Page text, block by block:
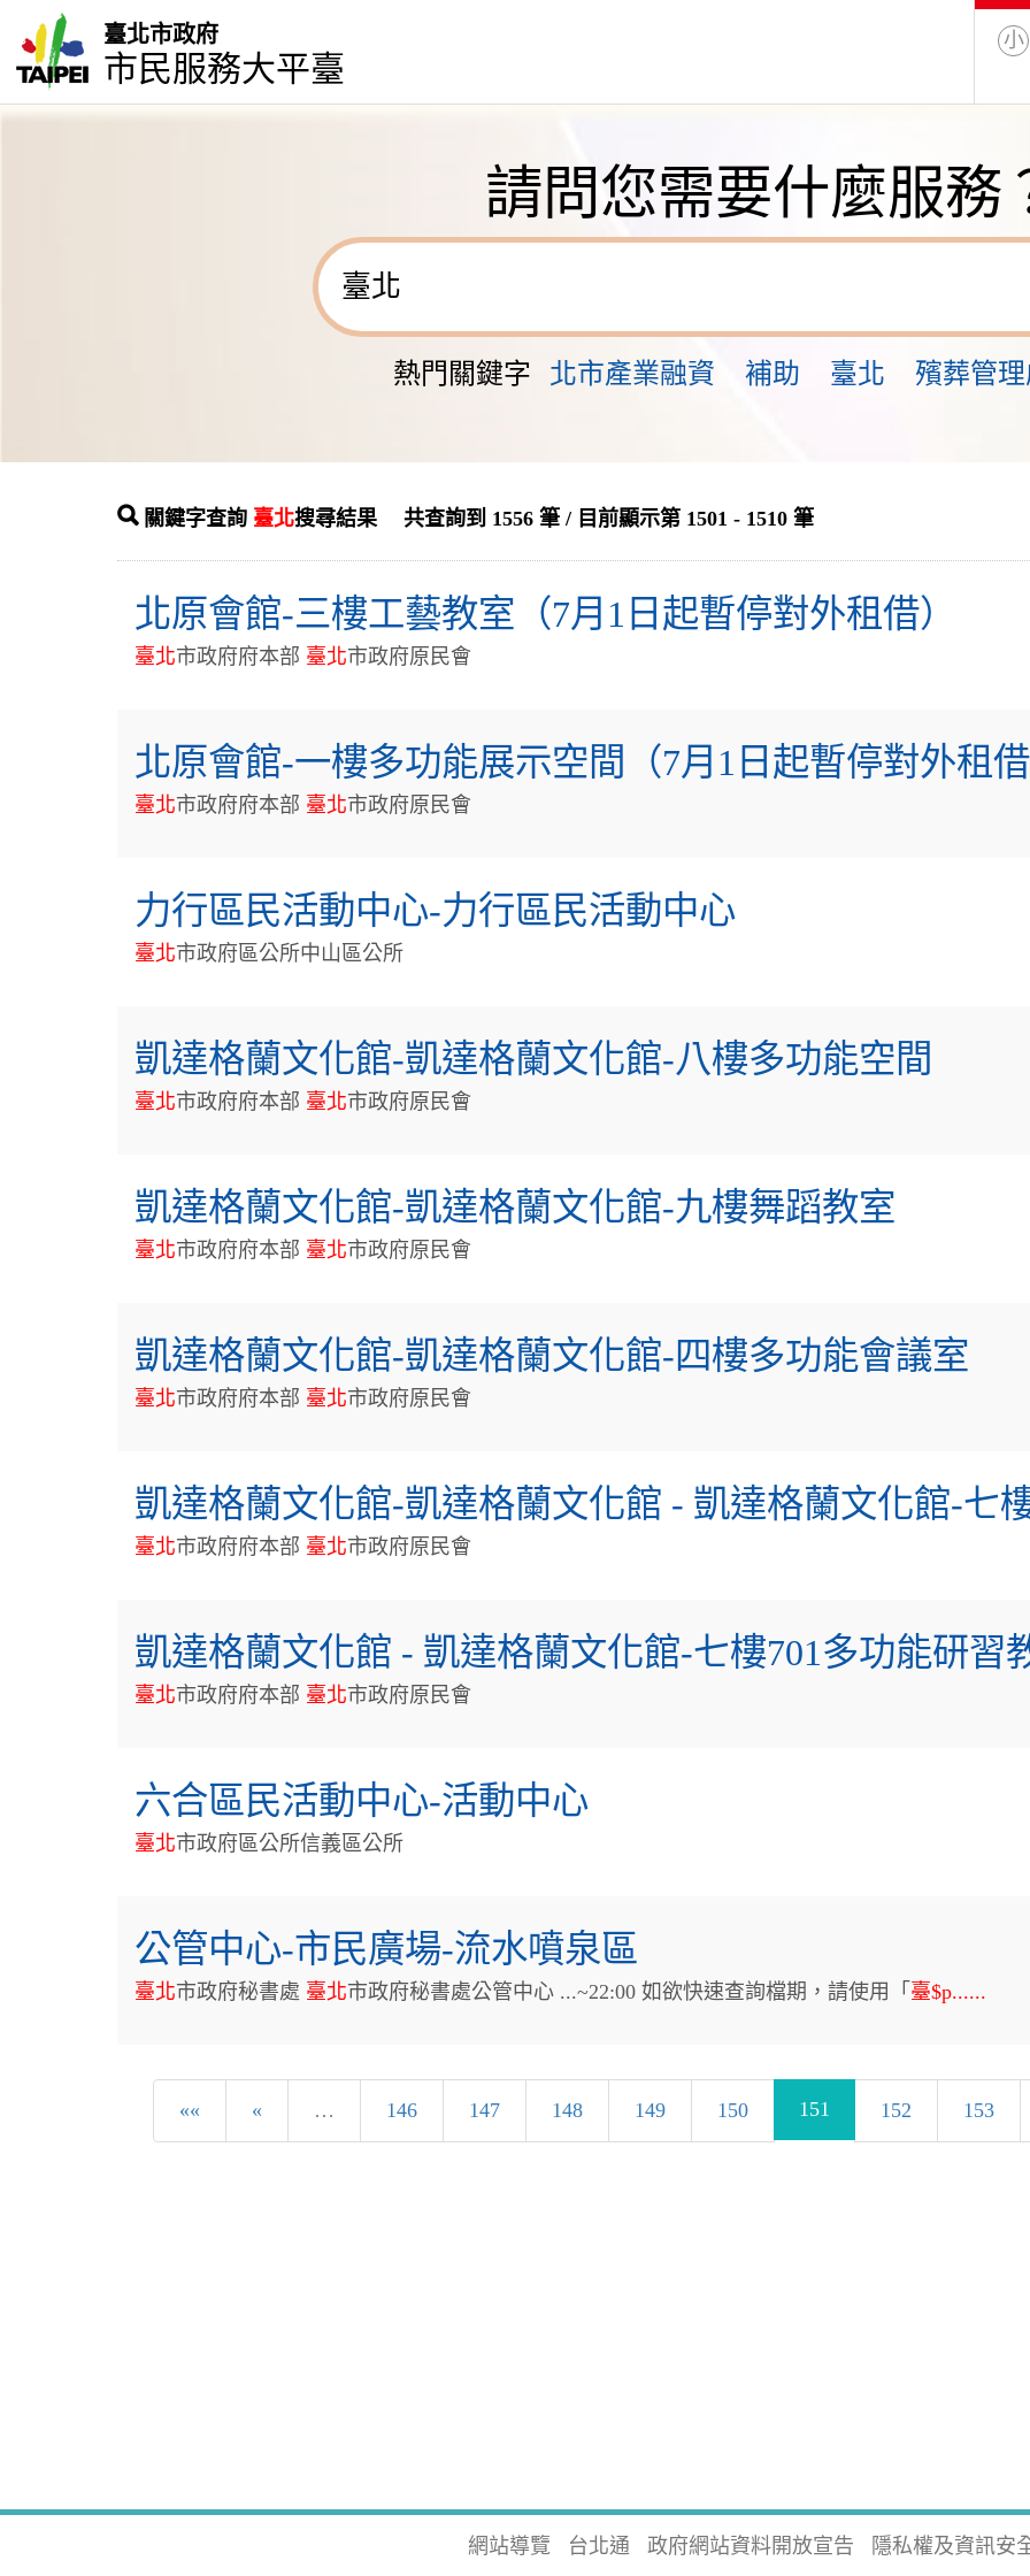
臺北市政府
市民服務大平臺
小
請問您需要什麼服務
熱門關鍵字 北市產業融資 補助 臺北 殯葬管
關鍵字查詢 臺北搜尋結果 共查詢到 1556 筆 / 目前顯示第 1501 - 1510 筆
北原會館-三樓工藝教室（7月1日起暫停對外租借）
臺北市政府府本部 臺北市政府原民會
北原會館-一樓多功能展示空間（7月1日起暫停對外租
臺北市政府府本部 臺北市政府原民會
力行區民活動中心-力行區民活動中心
臺北市政府區公所中山區公所
凱達格蘭文化館-凱達格蘭文化館-八樓多功能空間
臺北市政府府本部 臺北市政府原民會
凱達格蘭文化館-凱達格蘭文化館-九樓舞蹈教室
臺北市政府府本部 臺北市政府原民會
凱達格蘭文化館-凱達格蘭文化館-四樓多功能會議室
臺北市政府府本部 臺北市政府原民會
凱達格蘭文化館-凱達格蘭文化館 - 凱達格蘭文化館-七
臺北市政府府本部 臺北市政府原民會
凱達格蘭文化館 - 凱達格蘭文化館-七樓701多功能研習
臺北市政府府本部 臺北市政府原民會
六合區民活動中心-活動中心
臺北市政府區公所信義區公所
公管中心-市民廣場-流水噴泉區
臺北市政府秘書處 臺北市政府秘書處公管中心 ...~22:00 如欲快速查詢檔期，請使用「 臺$p......
«« « … 146 147 148 149 150 151 152 153
網站導覽 台北通 政府網站資料開放宣告 隱私權及資訊安